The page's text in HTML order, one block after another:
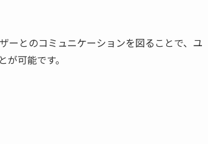
ーとのコミュニケーションを図ることで、ユ
可能です。